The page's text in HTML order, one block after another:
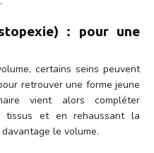
: pour une
certains seins peuvent
retrouver une forme jeune
vient alors compléter
tissus et en rehaussant la
le volume.